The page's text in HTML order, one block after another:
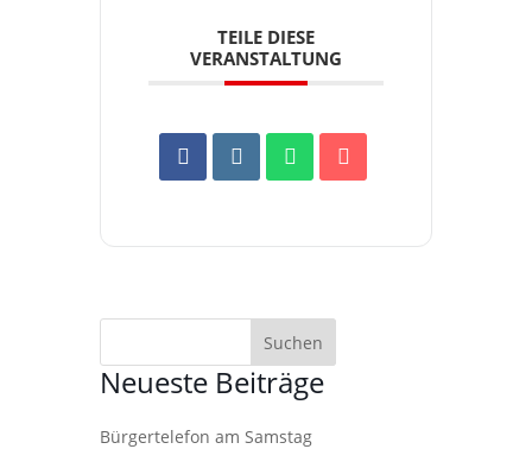
TEILE DIESE
VERANSTALTUNG
Neueste Beiträge
Bürgertelefon am Samstag